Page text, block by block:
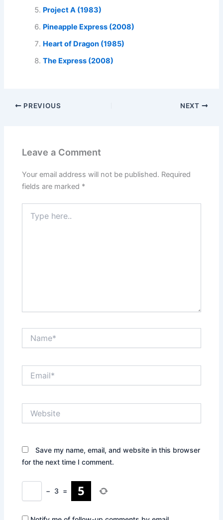
Project A (1983)
Pineapple Express (2008)
Heart of Dragon (1985)
The Express (2008)
PREVIOUS NEXT
Leave a Comment
Your email address will not be published. Required
fields are marked *
here..
Save my name, email, and website in this browser
for the next time I comment.
− 3 =